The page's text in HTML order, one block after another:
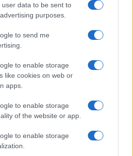
user data to be sent to
purposes.
to send me
to enable storage
like cookies on web or
apps.
to enable storage
of the website or app.
to enable storage
y más vuelos: Binter
por Canarias